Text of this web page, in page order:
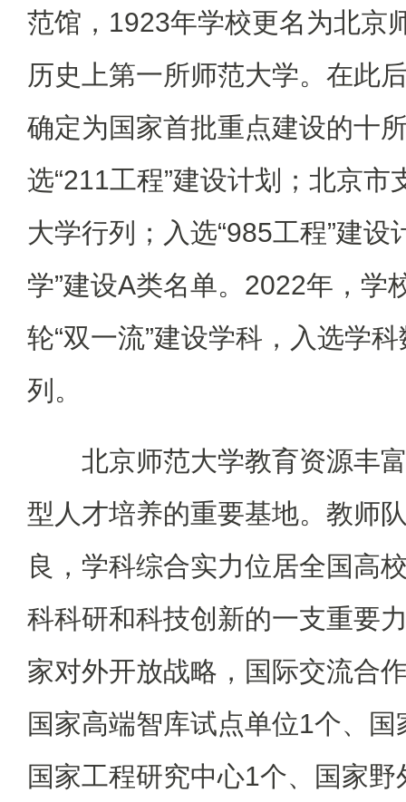
范馆，1923年学校更名为北京
历史上第一所师范大学。在此
确定为国家首批重点建设的十
选“211工程”建设计划；北京
大学行列；入选“985工程”建设
学”建设A类名单。2022年，学
轮“双一流”建设学科，入选学
列。
北京师范大学教育资源丰
型人才培养的重要基地。教师
良，学科综合实力位居全国高
科科研和科技创新的一支重要
家对外开放战略，国际交流合
国家高端智库试点单位1个、
国家工程研究中心1个、国家